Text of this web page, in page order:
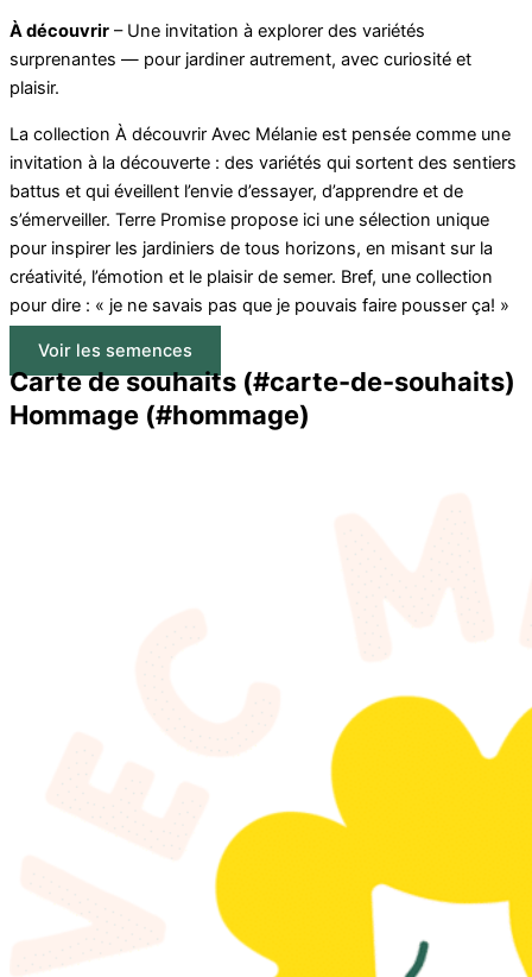
À découvrir – Une invitation à explorer des variétés
surprenantes — pour jardiner autrement, avec curiosité et
plaisir.
La collection À découvrir Avec Mélanie est pensée comme une
invitation à la découverte : des variétés qui sortent des sentiers
battus et qui éveillent l’envie d’essayer, d’apprendre et de
s’émerveiller. Terre Promise propose ici une sélection unique
pour inspirer les jardiniers de tous horizons, en misant sur la
créativité, l’émotion et le plaisir de semer. Bref, une collection
pour dire : « je ne savais pas que je pouvais faire pousser ça! »
Voir les semences
Carte de souhaits (#carte-de-souhaits)
Hommage (#hommage)